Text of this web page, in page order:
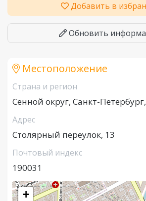
Добавить в
Обновить
Местоположение
Страна и регион
Сенной округ, Санкт-
Адрес
Столярный переулок, 13
Почтовый индекс
190031
+